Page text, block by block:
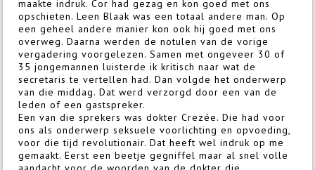
maakte indruk. Cor had gezag en kon goed met ons
opschieten. Leen Blaak was een totaal andere man. Op
een geheel andere manier kon ook hij goed met ons
overweg. Daarna werden de notulen van de vorige
vergadering voorgelezen. Samen met ongeveer 30 of
35 jongemannen luisterde ik kritisch naar wat de
secretaris te vertellen had. Dan volgde het onderwerp
van die middag. Dat werd verzorgd door een van de
leden of een gastspreker.
Een van die sprekers was dokter Crezée. Die had voor
ons als onderwerp seksuele voorlichting en opvoeding,
voor die tijd revolutionair. Dat heeft wel indruk op me
gemaakt. Eerst een beetje gegniffel maar al snel volle